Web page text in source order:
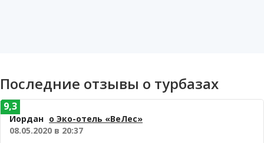
Последние отзывы о турбазах
Иордан о Эко-отель «ВеЛес»
08.05.2020 в 20:37
9,3